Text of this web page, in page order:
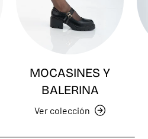
MOCASINES Y
BALERINA
Ver colección